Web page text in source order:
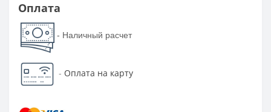
Оплата
- Наличный расчет
- Оплата на карту